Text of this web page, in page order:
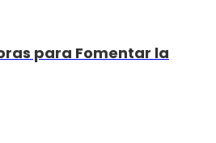
para Fomentar la